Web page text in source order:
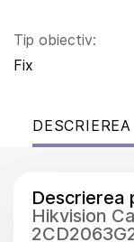
Tip obiectiv:
Fix
Descrierea
Hikvision